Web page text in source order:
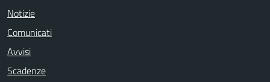
Notizie
Comunicati
Avvisi
Scadenze